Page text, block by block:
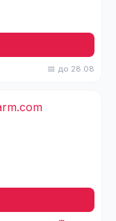
📅 до 28.08